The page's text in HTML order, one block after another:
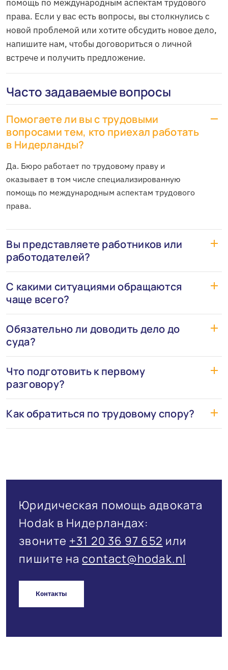
помощь по международным аспектам трудового
права. Если у вас есть вопросы, вы столкнулись с
новой проблемой или хотите обсудить новое дело,
напишите нам, чтобы договориться о личной
встрече и получить предложение.
Часто задаваемые вопросы
Помогаете ли вы с трудовыми
вопросами тем, кто приехал работать
в Нидерланды?
Да. Бюро работает по трудовому праву и
оказывает в том числе специализированную
помощь по международным аспектам трудового
права.
Вы представляете работников или
работодателей?
С какими ситуациями обращаются
чаще всего?
Обязательно ли доводить дело до
суда?
Что подготовить к первому
разговору?
Как обратиться по трудовому спору?
Юридическая помощь адвоката
Hodak в Нидерландах:
звоните +31 20 36 97 652 или
пишите на contact@hodak.nl
Контакты